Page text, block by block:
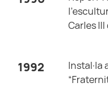
Carles III
1992
Instal·la